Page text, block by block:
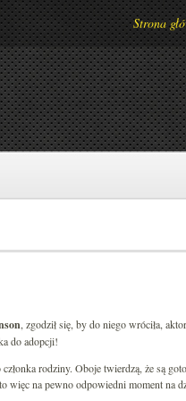
Strona
, zgodził się, by do niego wróciła,
do adopcji!
rodziny. Oboje twierdzą, że są
więc na pewno odpowiedni moment na